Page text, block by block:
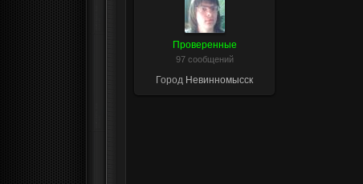
Проверенные
97 сообщений
Город Невинномысск